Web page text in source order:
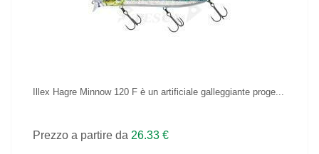
Illex Hagre Minnow 120 F è un artificiale galleggiante proge...
Prezzo a partire da 26.33 €